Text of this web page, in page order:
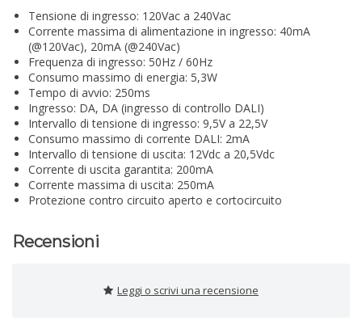
Tensione di ingresso: 120Vac a 240Vac
Corrente massima di alimentazione in ingresso: 40mA
(@120Vac), 20mA (@240Vac)
Frequenza di ingresso: 50Hz / 60Hz
Consumo massimo di energia: 5,3W
Tempo di avvio: 250ms
Ingresso: DA, DA (ingresso di controllo DALI)
Intervallo di tensione di ingresso: 9,5V a 22,5V
Consumo massimo di corrente DALI: 2mA
Intervallo di tensione di uscita: 12Vdc a 20,5Vdc
Corrente di uscita garantita: 200mA
Corrente massima di uscita: 250mA
Protezione contro circuito aperto e cortocircuito
Recensioni
Leggi o scrivi una recensione